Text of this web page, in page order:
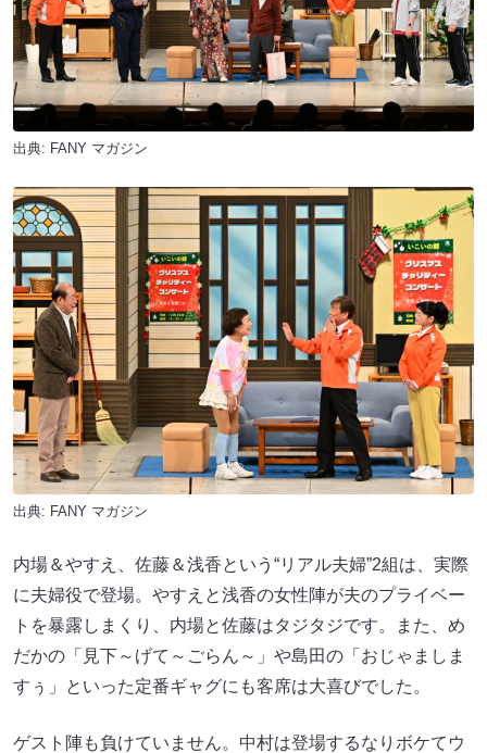
出典: FANY マガジン
出典: FANY マガジン
内場＆やすえ、佐藤＆浅香という“リアル夫婦”2組は、実際
に夫婦役で登場。やすえと浅香の女性陣が夫のプライベー
トを暴露しまくり、内場と佐藤はタジタジです。また、め
だかの「見下～げて～ごらん～」や島田の「おじゃましま
すぅ」といった定番ギャグにも客席は大喜びでした。
ゲスト陣も負けていません。中村は登場するなりボケてウ